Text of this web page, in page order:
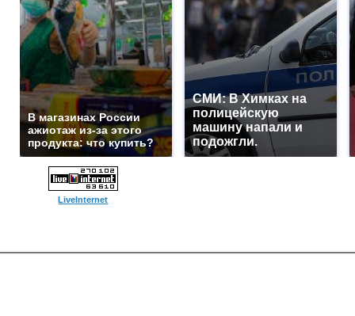
В магазинах России
ажиотаж из-за этого
продукта: что купить?
СМИ: В Химках на
полицейскую
машину напали и
подожгли.
LiveInternet